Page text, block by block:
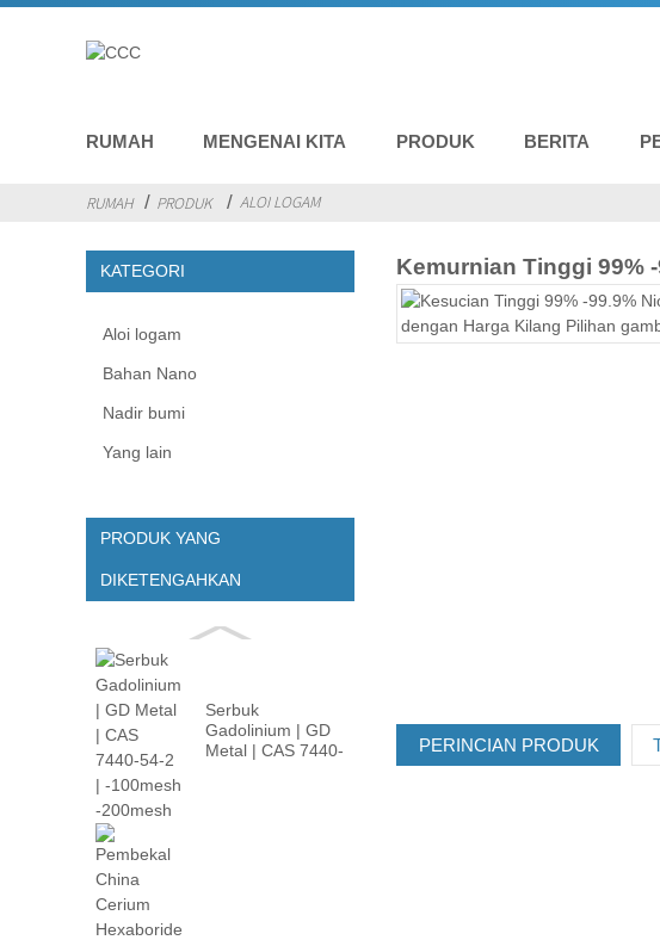
RUMAH MENGENAI KITA PRODUK BERITA
RUMAH PRODUK ALOI LOGAM
KATEGORI
Aloi logam
Bahan Nano
Nadir bumi
Yang lain
PRODUK YANG
DIKETENGAHKAN
Serbuk
Gadolinium | GD
Metal | CAS 7440-
Kemurnian Tinggi 99%
PERINCIAN PRODUK